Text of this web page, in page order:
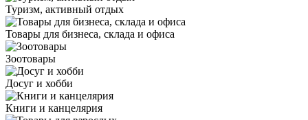
Туризм, активный отдых
Товары для бизнеса, склада и офиса
Зоотовары
Досуг и хобби
Книги и канцелярия